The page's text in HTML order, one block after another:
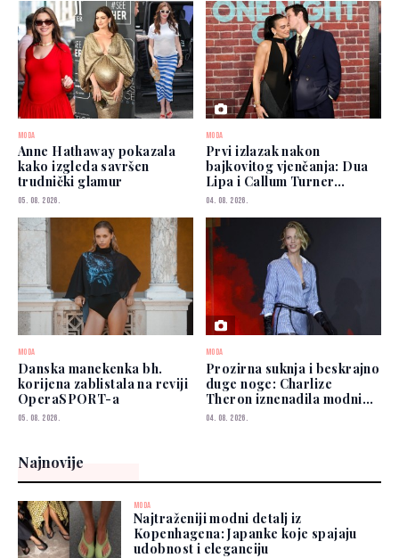
MODA
Anne Hathaway pokazala
kako izgleda savršen
trudnički glamur
05. 08. 2026.
MODA
Prvi izlazak nakon
bajkovitog vjenčanja: Dua
Lipa i Callum Turner
zablistali u New Yorku
04. 08. 2026.
MODA
Danska manekenka bh.
korijena zablistala na reviji
OperaSPORT-a
05. 08. 2026.
MODA
Prozirna suknja i beskrajno
duge noge: Charlize
Theron iznenadila modnim
izborom
04. 08. 2026.
Najnovije
MODA
Najtraženiji modni detalj iz
Kopenhagena: Japanke koje spajaju
udobnost i eleganciju